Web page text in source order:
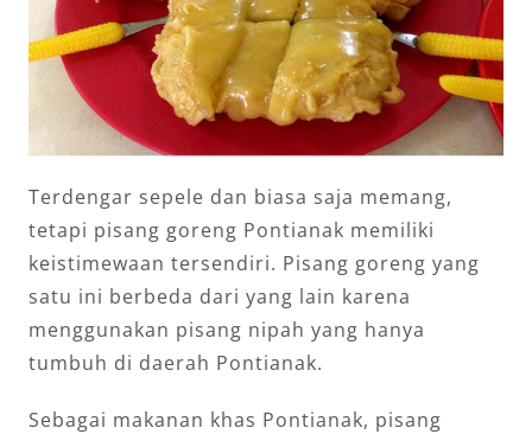
Terdengar sepele dan biasa saja memang,
tetapi pisang goreng Pontianak memiliki
keistimewaan tersendiri. Pisang goreng yang
satu ini berbeda dari yang lain karena
menggunakan pisang nipah yang hanya
tumbuh di daerah Pontianak.
Sebagai makanan khas Pontianak, pisang